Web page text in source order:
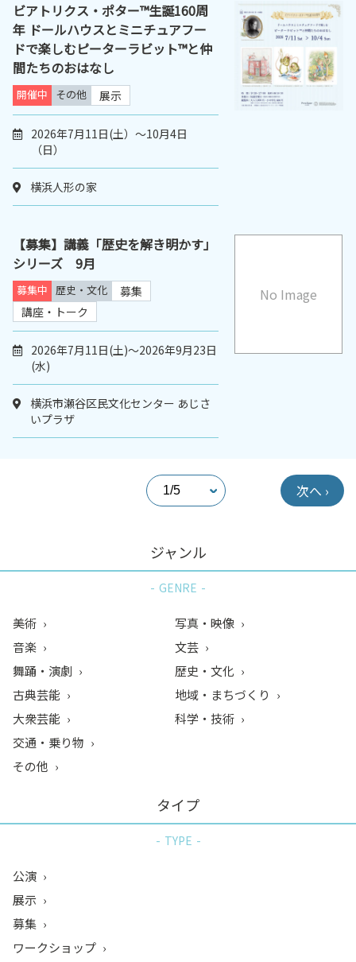
ビアトリクス・ポター™生誕160周
年 ドールハウスとミニチュアフー
ドで楽しむピーターラビット™と仲
間たちのおはなし
開催中 その他 展示
2026年7月11日(土）～10月4日
（日）
横浜人形の家
No Image
【募集】講義「歴史を解き明かす」
シリーズ 9月
募集中 歴史・文化
募集
講座・トーク
2026年7月11日(土)～2026年9月23日
(水)
横浜市瀬谷区民文化センター あじさ
いプラザ
次へ ›
ジャンル
GENRE
美術
音楽
舞踊・演劇
古典芸能
大衆芸能
写真・映像
文芸
歴史・文化
地域・まちづくり
科学・技術
交通・乗り物
その他
タイプ
TYPE
公演
展示
募集
ワークショップ